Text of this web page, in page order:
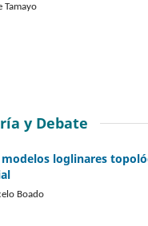
Tamayo
y Debate
modelos loglinares
Boado